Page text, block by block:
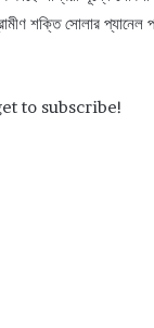
শক্তি সোলার প্যানেল
to subscribe!